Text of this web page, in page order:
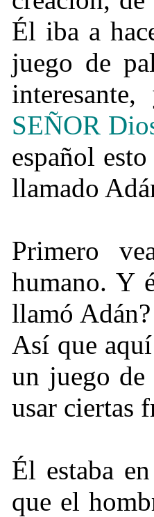
Él iba a
juego de
SEÑOR
español
llamado
Primero
humano. Y
llamó
Así que
un juego de
usar ciertas
Él estaba
que el